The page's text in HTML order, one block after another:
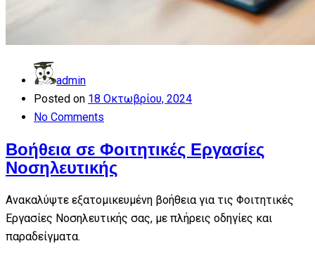
admin
Posted on 18 Οκτωβρίου, 2024
No Comments
Βοήθεια σε Φοιτητικές Εργασίες
Νοσηλευτικής
Ανακαλύψτε εξατομικευμένη βοήθεια για τις Φοιτητικές
Εργασίες Νοσηλευτικής σας, με πλήρεις οδηγίες και
παραδείγματα.